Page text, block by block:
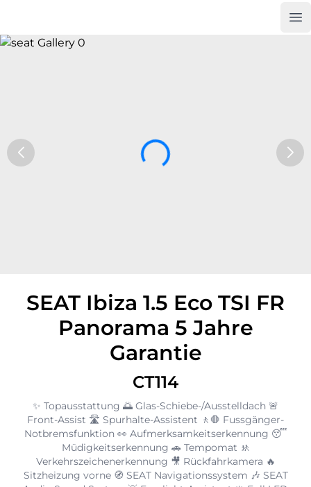
SEAT Ibiza 1.5 Eco TSI FR
Panorama 5 Jahre
Garantie
CT114
✨ Topausstattung 🌅 Glas-Schiebe-/Ausstelldach 🚨
Front-Assist 🛣️ Spurhalte-Assistent 🚶🛑 Fussgänger-
Notbremsfunktion 👀 Aufmerksamkeitserkennung 😴
Müdigkeitserkennung 🚗 Tempomat 🚸
Verkehrszeichenerkennung 🎥 Rückfahrkamera 🔥
Sitzheizung vorne 🧭 SEAT Navigationssystem 🎶 SEAT